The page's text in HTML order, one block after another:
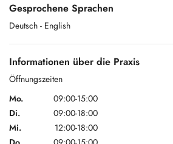
Gesprochene Sprachen
Deutsch - English
Informationen über die Praxis
Öffnungszeiten
Mo.
09:00-15:00
Di.
09:00-18:00
Mi.
12:00-18:00